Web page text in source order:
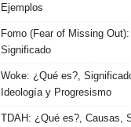
Ejemplos
Fomo (Fear of Missing
Significado
Woke: ¿Qué es?,
Ideología y Progresismo
TDAH: ¿Qué es?, Causas,